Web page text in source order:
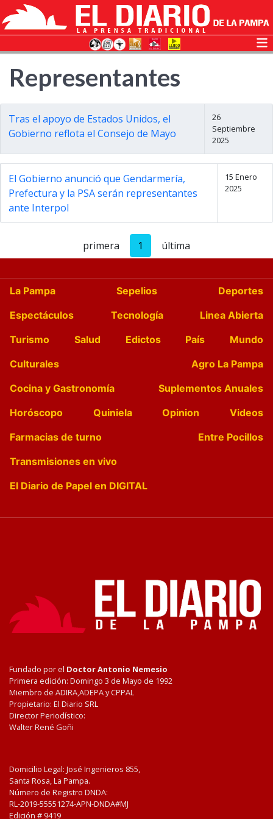
Representantes
Tras el apoyo de Estados Unidos, el
Gobierno reflota el Consejo de Mayo
26
Septiembre
2025
El Gobierno anunció que Gendarmería,
Prefectura y la PSA serán representantes
ante Interpol
15 Enero
2025
primera 1 última
La Pampa Sepelios
Deportes
Espectáculos
Tecnología
Linea Abierta
Turismo
Salud Edictos País
Mundo
Culturales
Agro La Pampa
Cocina y Gastronomía
Suplementos Anuales
Horóscopo
Quiniela Opinion
Videos
Farmacias de turno
Entre Pocillos
Transmisiones en vivo
El Diario de Papel en DIGITAL
Fundado por el Doctor Antonio Nemesio
Primera edición: Domingo 3 de Mayo de 1992
Miembro de ADIRA,ADEPA y CPPAL
Propietario: El Diario SRL
Director Periodístico:
Walter René Goñi
Domicilio Legal: José Ingenieros 855,
Santa Rosa, La Pampa.
Número de Registro DNDA:
RL-2019-55551274-APN-DNDA#MJ
Edición # 9419